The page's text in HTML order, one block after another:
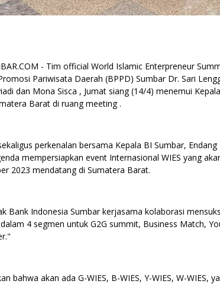
- Tim official World Islamic Enterpreneur
Pariwisata Daerah (BPPD) Sumbar Dr. Sari
dan Mona Sisca , Jumat siang (14/4) menemui
Barat di ruang meeting .
perkenalan bersama Kepala BI Sumbar, Endang
mempersiapkan event Internasional WIES yang
2023 mendatang di Sumatera Barat.
Bank Indonesia Sumbar kerjasama kolaborasi
4 segmen untuk G2G summit, Business Match,
bahwa akan ada G-WIES, B-WIES, Y-WIES, W-WIES,